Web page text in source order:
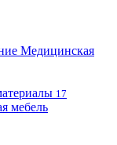
Медицинская
17
мебель